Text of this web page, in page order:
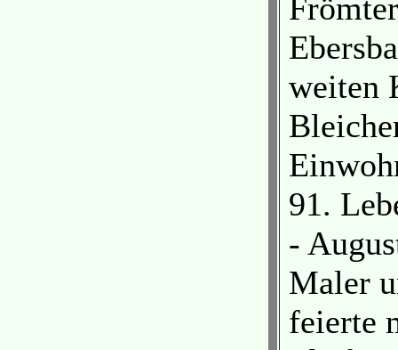
weiten
91.
-
Maler
feierte